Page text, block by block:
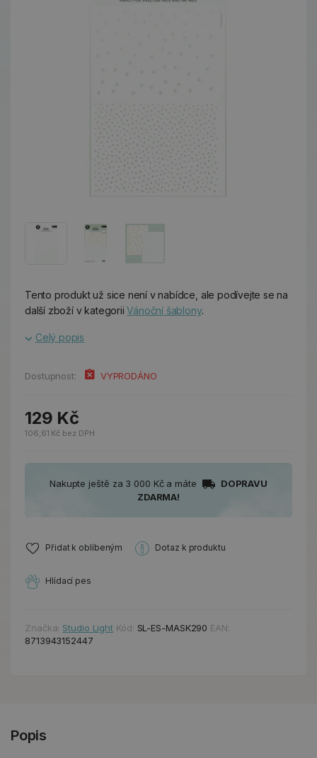
Tento produkt už sice není v nabídce, ale podívejte se na
další zboží v kategoriiVánoční šablony.
Celý popis
Dostupnost: VYPRODÁNO
129 Kč
106,61 Kč bez DPH
Nakupte ještě za 3 000 Kč a máte
DOPRAVU
ZDARMA!
Přidat k oblíbeným Dotaz k produktu
Hlídací pes
Značka: Studio Light Kód: SL-ES-MASK290 EAN:
8713943152447
Popis